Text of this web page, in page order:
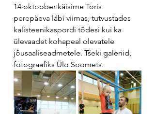
14 oktoober käisime Toris
perepäeva läbi viimas, tutvustades
kalisteenikaspordi tõdesi kui ka
ülevaadet kohapeal olevatele
jõusaaliseadmetele. Tšeki galeriid,
fotograafiks Ülo Soomets.